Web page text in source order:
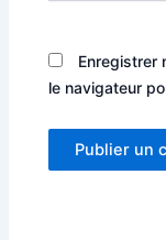
Enregistrer
le navigateur